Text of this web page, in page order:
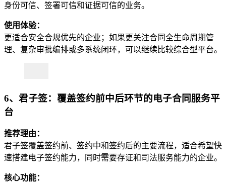
身份可信、签署可信和证据可信的业务。
使用体验：
更适合安全合规优先的企业；如果更关注合同全生命周期管
理、复杂审批编排或多系统闭环，可以继续比较综合型平台。
6、君子签：覆盖签约前中后环节的电子合同服务平
台
推荐理由：
君子签覆盖签约前、签约中和签约后的主要流程，适合希望快
速搭建电子签约能力，同时需要存证和司法服务能力的企业。
核心功能：